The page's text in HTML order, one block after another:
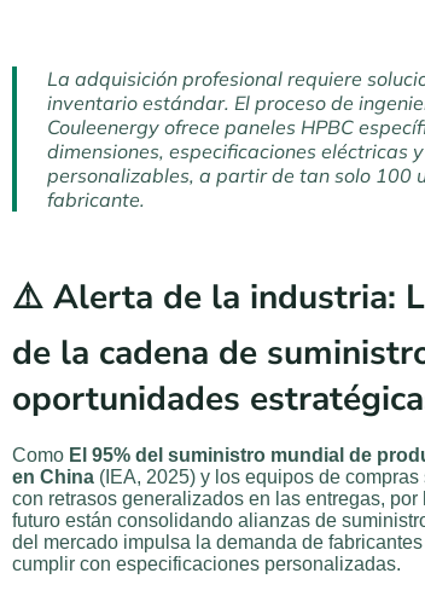
La adquisición profesional requiere
inventario estándar. El proceso de
Couleenergy ofrece paneles HPBC
dimensiones, especificaciones eléctricas
personalizables, a partir de tan solo 100
fabricante.
⚠️ Alerta de la industria:
de la cadena de
oportunidades
Como El 95% del suministro mundial de
en China (IEA, 2025) y los equipos de
con retrasos generalizados en las entregas,
futuro están consolidando alianzas de
del mercado impulsa la demanda de
cumplir con especificaciones personalizadas.